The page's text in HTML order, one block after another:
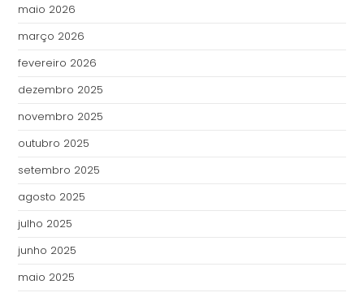
maio 2026
março 2026
fevereiro 2026
dezembro 2025
novembro 2025
outubro 2025
setembro 2025
agosto 2025
julho 2025
junho 2025
maio 2025